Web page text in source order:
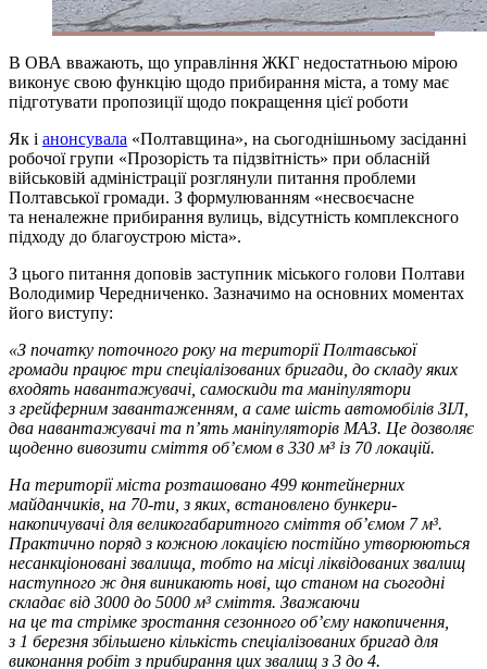
В ОВА вважають, що управління ЖКГ недостатньою мірою
виконує свою функцію щодо прибирання міста, а тому має
підготувати пропозиції щодо покращення цієї роботи
Як і анонсувала «Полтавщина», на сьогоднішньому засіданні
робочої групи «Прозорість та підзвітність» при обласній
військовій адміністрації розглянули питання проблеми
Полтавської громади. З формулюванням «несвоєчасне
та неналежне прибирання вулиць, відсутність комплексного
підходу до благоустрою міста».
З цього питання доповів заступник міського голови Полтави
Володимир Чередниченко. Зазначимо на основних моментах
його виступу:
«З початку поточного року на території Полтавської
громади працює три спеціалізованих бригади, до складу яких
входять навантажувачі, самоскиди та маніпулятори
з грейферним завантаженням, а саме шість автомобілів ЗІЛ,
два навантажувачі та п’ять маніпуляторів МАЗ. Це дозволяє
щоденно вивозити сміття об’ємом в 330 м³ із 70 локацій.
На території міста розташовано 499 контейнерних
майданчиків, на 70-ти, з яких, встановлено бункери-
накопичувачі для великогабаритного сміття об’ємом 7 м³.
Практично поряд з кожною локацією постійно утворюються
несанкціоновані звалища, тобто на місці ліквідованих звалищ
наступного ж дня виникають нові, що станом на сьогодні
складає від 3000 до 5000 м³ сміття. Зважаючи
на це та стрімке зростання сезонного об’єму накопичення,
з 1 березня збільшено кількість спеціалізованих бригад для
виконання робіт з прибирання цих звалищ з 3 до 4.